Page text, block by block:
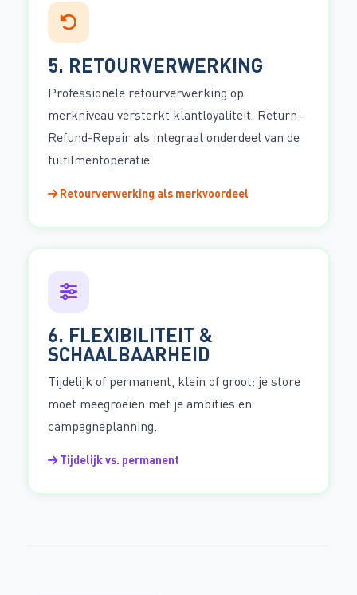
5. RETOURVERWERKING
Professionele retourverwerking op
merkniveau versterkt klantloyaliteit. Return-
Refund-Repair als integraal onderdeel van de
fulfilmentoperatie.
Retourverwerking als merkvoordeel
6. FLEXIBILITEIT &
SCHAALBAARHEID
Tijdelijk of permanent, klein of groot: je store
moet meegroeien met je ambities en
campagneplanning.
Tijdelijk vs. permanent